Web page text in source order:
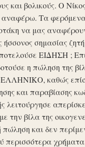
και βολικούς. Ο
αναφέρω. Τα
να μας
σημασίας
ΕΙΔΗΣΗ ;
η πώληση της
καθώς
και παραβίασης
την βίλα της
πώληση και δεν
περισσότερα